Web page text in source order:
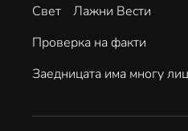
Свет
Лажни Вести
Проверка на факти
Заедницата има многу